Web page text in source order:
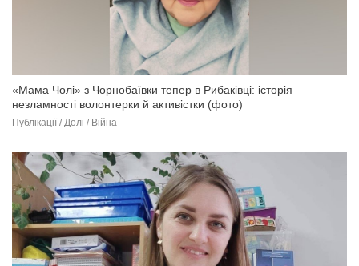
«Мама Чолі» з Чорнобаївки тепер в Рибаківці: історія
незламності волонтерки й активістки (фото)
Публікації / Долі / Війна